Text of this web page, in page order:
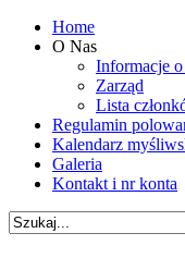
Home
O Nas
Informacje
Zarząd
Lista
Regulamin
Kalendarz
Galeria
Kontakt i nr konta